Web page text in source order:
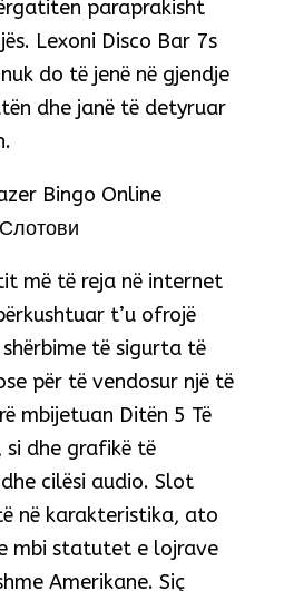
paraprakisht
Lexoni Disco Bar 7s
do të jenë në gjendje
dhe janë të detyruar
Bingo Online
më të reja në internet
t’u ofrojë
të sigurta të
për të vendosur një të
mbijetuan Ditën 5 Të
si dhe grafikë të
cilësi audio. Slot
në karakteristika, ato
mbi statutet e lojrave
Amerikane. Siç